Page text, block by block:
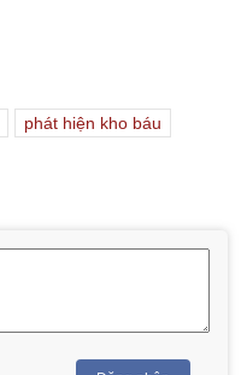
phát hiện kho báu